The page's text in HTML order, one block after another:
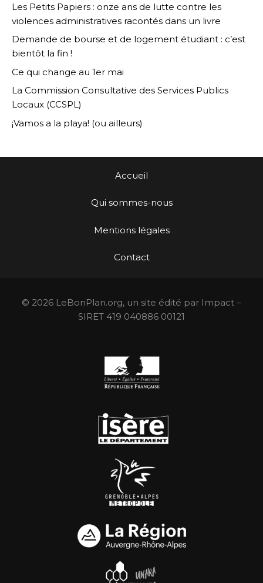
Les Petits Papiers : onze ans de lutte contre les
violences administratives racontés dans un livre
Demande de bourse et de logement étudiant : c’est
bientôt la fin !
Ce qui change au 1er mai
La Commission Consultative des Services Publics
Locaux (CCSPL)
¡Vamos a la playa! (ou ailleurs)
Accueil
Qui sommes-nous
Mentions légales
Contact
© 2026 LeBonPlan.org, un site édité par Impact –
SIRET 419 040886 00121